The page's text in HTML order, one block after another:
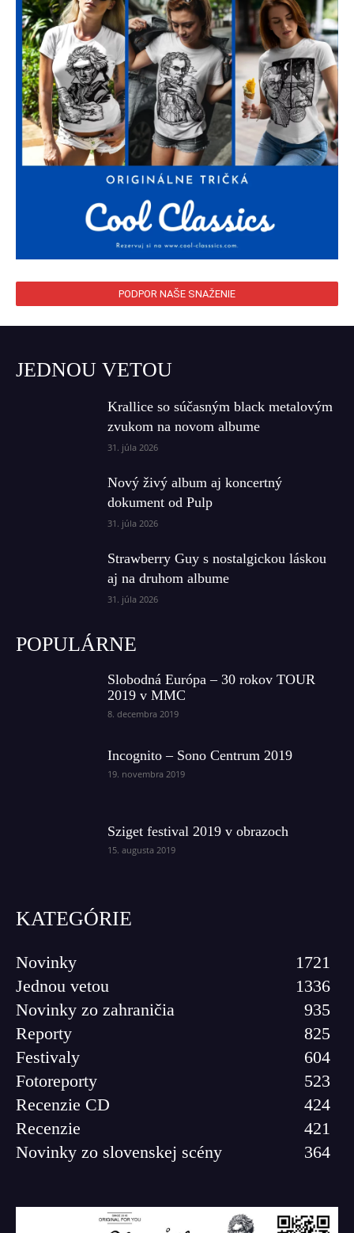
PODPOR NAŠE SNAŽENIE
JEDNOU VETOU
Krallice so súčasným black metalovým
zvukom na novom albume
31. júla 2026
Nový živý album aj koncertný
dokument od Pulp
31. júla 2026
Strawberry Guy s nostalgickou láskou
aj na druhom albume
31. júla 2026
POPULÁRNE
Slobodná Európa – 30 rokov TOUR
2019 v MMC
8. decembra 2019
Incognito – Sono Centrum 2019
19. novembra 2019
Sziget festival 2019 v obrazoch
15. augusta 2019
KATEGÓRIE
Novinky
1721
Jednou vetou
1336
Novinky zo zahraničia
935
Reporty
825
Festivaly
604
Fotoreporty
523
Recenzie CD
424
Recenzie
421
Novinky zo slovenskej scény
364